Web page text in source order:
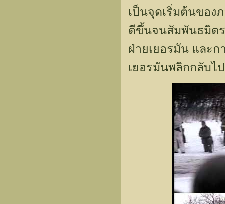
เป็นจุดเริ่มต้นของ
ดีขึ้นจนสัมพันธมิต
ฝ่ายเยอรมัน และ
เยอรมันพลิกกลับไ